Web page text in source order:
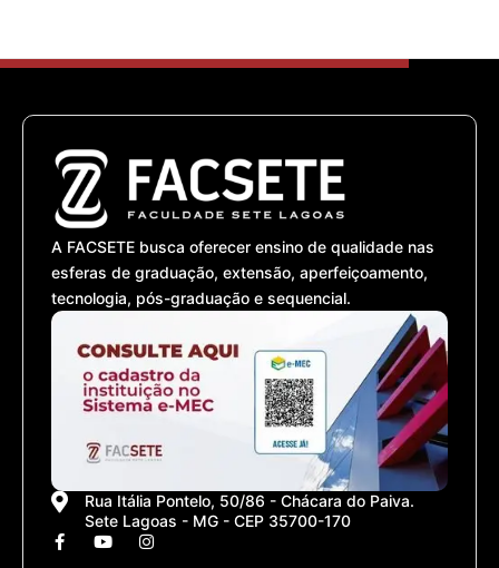
A FACSETE busca oferecer ensino de qualidade nas
esferas de graduação, extensão, aperfeiçoamento,
tecnologia, pós-graduação e sequencial.
Rua Itália Pontelo, 50/86 - Chácara do Paiva.
Sete Lagoas - MG - CEP 35700-170
F
a
Y I
n